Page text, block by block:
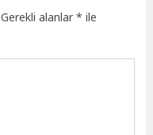
Gerekli alanlar* ile